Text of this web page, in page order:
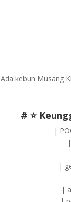
Ada kebun Musang
# ⭐
|
|
|